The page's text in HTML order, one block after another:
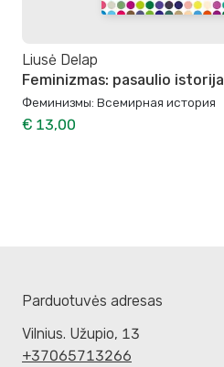
Liusė Delap
Feminizmas: pasaulio istorija
Феминизмы: Всемирная история
€ 13,00
Parduotuvės adresas
Vilnius. Užupio, 13
+37065713266